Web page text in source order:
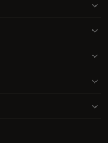
アイテムを多数取り揃え
トが付いたモデルなら、
手元に置くことも簡単。
します。湿気が気になる